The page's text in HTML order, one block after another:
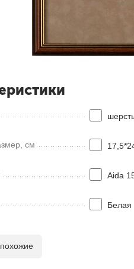
см
Aida
Белая